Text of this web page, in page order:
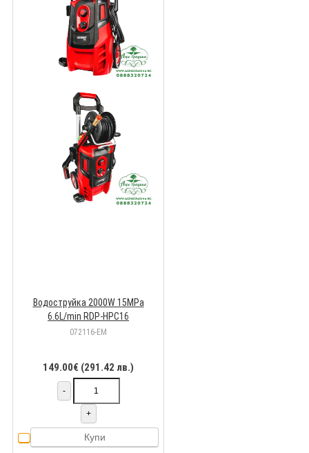
Водоструйка 2000W 15MPa
6.6L/min RDP-HPC16
072116-EM
149.00€ (291.42 лв.)
-
+
Купи